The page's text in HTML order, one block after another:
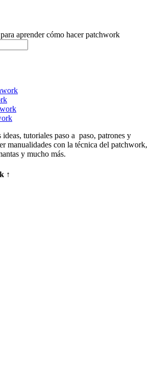
aprender cómo hacer patchwork
tutoriales paso a paso, patrones y
manualidades con la técnica del patchwork,
y mucho más.
↑